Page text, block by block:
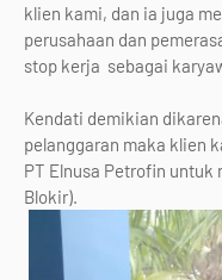
klien kami, dan ia juga
perusahaan dan
stop kerja sebagai
Kendati demikian
pelanggaran maka klien
PT Elnusa Petrofin untuk
Blokir).